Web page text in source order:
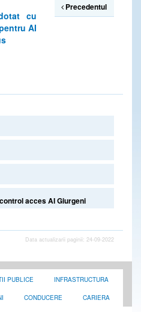
cu
AI
Precedentul
acces AI Giurgeni
Data actualizarii paginii: 24-09-2022
PUBLICE INFRASTRUCTURA
CONDUCERE CARIERA